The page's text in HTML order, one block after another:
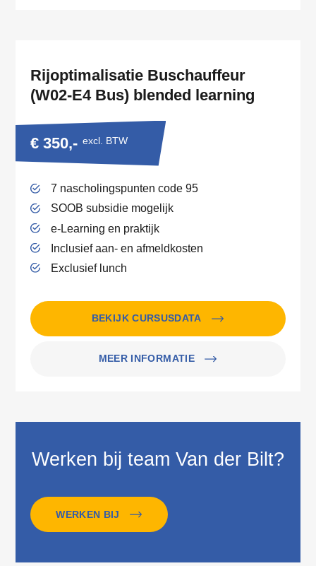
Rijoptimalisatie Buschauffeur
(W02-E4 Bus) blended learning
€ 350,- excl. BTW
7 nascholingspunten code 95
SOOB subsidie mogelijk
e-Learning en praktijk
Inclusief aan- en afmeldkosten
Exclusief lunch
BEKIJK CURSUSDATA
MEER INFORMATIE
Werken bij team Van der Bilt?
WERKEN BIJ